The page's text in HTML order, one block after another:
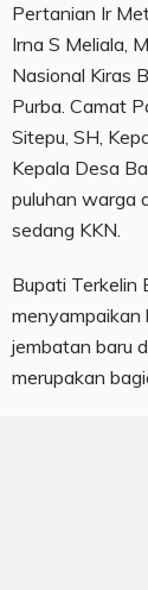
Pertanian Ir
Irna S Meliala,
Nasional Kiras
Purba. Camat
Sitepu, SH,
Kepala Desa
puluhan warga
sedang KKN.
Bupati Terkelin
menyampaikan
jembatan baru
merupakan